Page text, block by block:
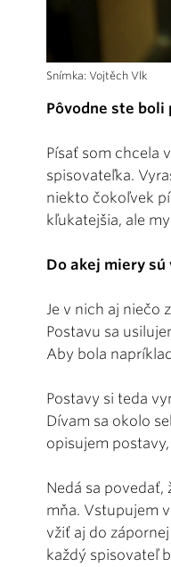
Snímka: Vojtěch Vlk
Pôvodne ste
Písať som chcela
spisovateľka.
niekto čokoľvek
kľukatejšia, ale
Do akej miery
Je v nich aj niečo
Postavu sa
Aby bola
Postavy si teda
Dívam sa okolo
opisujem
Nedá sa
mňa. Vstupujem
vžiť aj do
každý spisovateľ